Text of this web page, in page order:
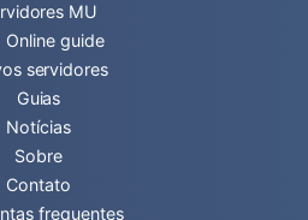
MU
Online guide
servidores
Guias
Notícias
Sobre
Contato
frequentes